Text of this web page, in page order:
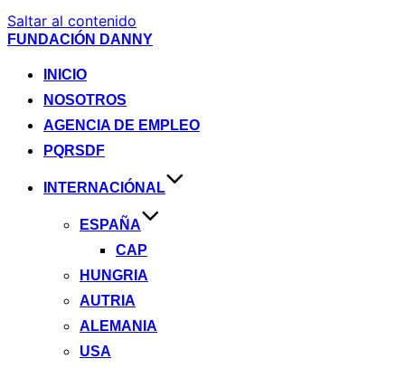
Saltar al contenido
FUNDACIÓN DANNY
INICIO
NOSOTROS
AGENCIA DE EMPLEO
PQRSDF
INTERNACIÓNAL
ESPAÑA
CAP
HUNGRIA
AUTRIA
ALEMANIA
USA